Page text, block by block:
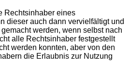
Rechtsinhaber eines
dieser auch dann vervielfältigt und
werden, wenn selbst nach
alle Rechtsinhaber festgestellt
werden konnten, aber von den
die Erlaubnis zur Nutzung